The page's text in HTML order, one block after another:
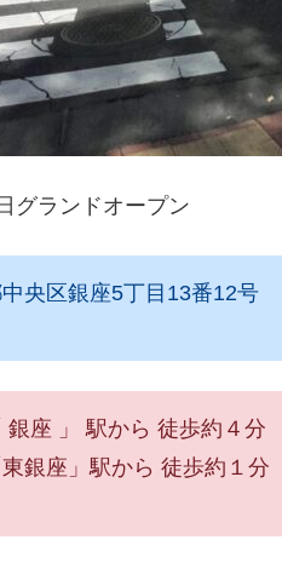
グランドオープン
央区銀座5丁目13番12号
銀座 」 駅から 徒歩約４分
銀座」駅から 徒歩約１分